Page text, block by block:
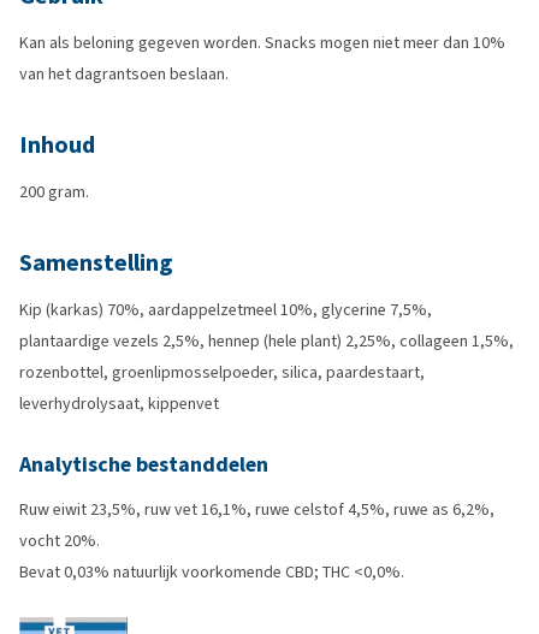
Kan als beloning gegeven worden. Snacks mogen niet meer dan 10%
van het dagrantsoen beslaan.
Inhoud
200 gram.
Samenstelling
Kip (karkas) 70%, aardappelzetmeel 10%, glycerine 7,5%,
plantaardige vezels 2,5%, hennep (hele plant) 2,25%, collageen 1,5%,
rozenbottel, groenlipmosselpoeder, silica, paardestaart,
leverhydrolysaat, kippenvet
Analytische bestanddelen
Ruw eiwit 23,5%, ruw vet 16,1%, ruwe celstof 4,5%, ruwe as 6,2%,
vocht 20%.
Bevat 0,03% natuurlijk voorkomende CBD; THC <0,0%.